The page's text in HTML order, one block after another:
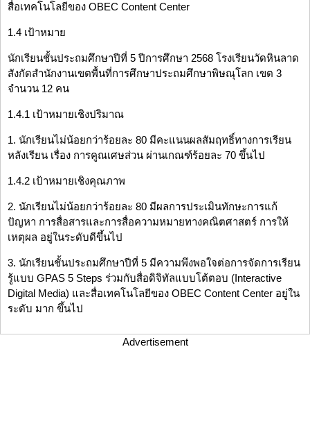
สื่อเทคโนโลยีของ OBEC Content Center
1.4 เป้าหมาย
นักเรียนชั้นประถมศึกษาปีที่ 5 ปีการศึกษา 2568 โรงเรียนวัดหินลาด
สังกัดสำนักงานเขตพื้นที่การศึกษาประถมศึกษาพิษณุโลก เขต 3
จำนวน 12 คน
1.4.1 เป้าหมายเชิงปริมาณ
1. นักเรียนไม่น้อยกว่าร้อยละ 80 มีคะแนนผลสัมฤทธิ์ทางการเรียน
หลังเรียน เรื่อง การคูณเศษส่วน ผ่านเกณฑ์ร้อยละ 70 ขึ้นไป
1.4.2 เป้าหมายเชิงคุณภาพ
2. นักเรียนไม่น้อยกว่าร้อยละ 80 มีผลการประเมินทักษะการแก้
ปัญหา การสื่อสารและการสื่อความหมายทางคณิตศาสตร์ การให้
เหตุผล อยู่ในระดับดีขึ้นไป
3. นักเรียนชั้นประถมศึกษาปีที่ 5 มีความพึงพอใจต่อการจัดการเรียน
รู้แบบ GPAS 5 Steps ร่วมกับสื่อดิจิทัลแบบโต้ตอบ (Interactive
Digital Media) และสื่อเทคโนโลยีของ OBEC Content Center อยู่ใน
ระดับ มาก ขึ้นไป
Advertisement